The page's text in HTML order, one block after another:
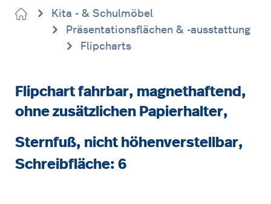
Kita - & Schulmöbel
Präsentationsflächen & -ausstattung
Flipcharts
Flipchart fahrbar, magnethaftend,
ohne zusätzlichen Papierhalter,
Sternfuß, nicht höhenverstellbar,
Schreibfläche: 6